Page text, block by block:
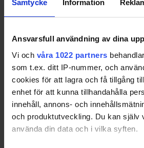
Samtycke Information
Ansvarsfull användning av dina
Vi och våra 1022 partners
som t.ex. ditt IP-nummer, och
cookies för att lagra och få tillgång
enhet för att kunna tillhandahålla
innehåll, annons- och
och produktutveckling. Du kan själv
använda din data och i vilka syften.